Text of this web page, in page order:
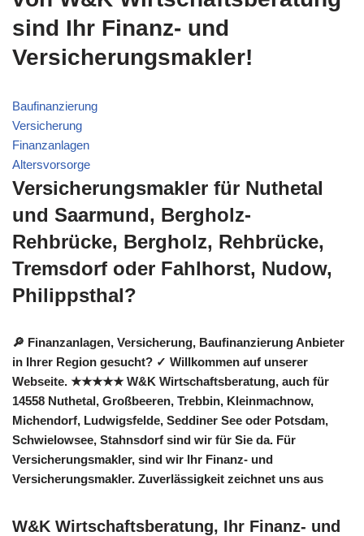
sind Ihr Finanz- und
Versicherungsmakler!
Baufinanzierung
Versicherung
Finanzanlagen
Altersvorsorge
Versicherungsmakler für Nuthetal
und Saarmund, Bergholz-
Rehbrücke, Bergholz, Rehbrücke,
Tremsdorf oder Fahlhorst, Nudow,
Philippsthal?
🔎 Finanzanlagen, Versicherung, Baufinanzierung Anbieter
in Ihrer Region gesucht? ✓ Willkommen auf unserer
Webseite. ★★★★★ W&K Wirtschaftsberatung, auch für
14558 Nuthetal, Großbeeren, Trebbin, Kleinmachnow,
Michendorf, Ludwigsfelde, Seddiner See oder Potsdam,
Schwielowsee, Stahnsdorf sind wir für Sie da. Für
Versicherungsmakler, sind wir Ihr Finanz- und
Versicherungsmakler. Zuverlässigkeit zeichnet uns aus
W&K Wirtschaftsberatung, Ihr Finanz- und